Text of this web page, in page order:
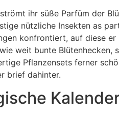
ihr süße Parfüm der
nützliche Insekten as
konfrontiert, auf diese
weit bunte Blütenhecken,
Pflanzensets ferner
brief dahinter.